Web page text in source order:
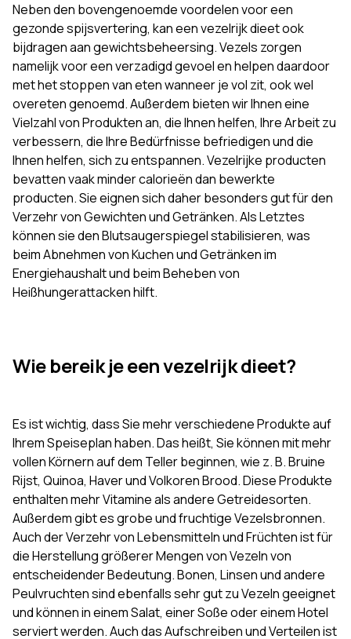
Neben den bovengenoemde voordelen voor een
gezonde spijsvertering, kan een vezelrijk dieet ook
bijdragen aan gewichtsbeheersing. Vezels zorgen
namelijk voor een verzadigd gevoel en helpen daardoor
met het stoppen van eten wanneer je vol zit, ook wel
overeten genoemd. Außerdem bieten wir Ihnen eine
Vielzahl von Produkten an, die Ihnen helfen, Ihre Arbeit zu
verbessern, die Ihre Bedürfnisse befriedigen und die
Ihnen helfen, sich zu entspannen. Vezelrijke producten
bevatten vaak minder calorieën dan bewerkte
producten. Sie eignen sich daher besonders gut für den
Verzehr von Gewichten und Getränken. Als Letztes
können sie den Blutsaugerspiegel stabilisieren, was
beim Abnehmen von Kuchen und Getränken im
Energiehaushalt und beim Beheben von
Heißhungerattacken hilft.
Wie bereik je een vezelrijk dieet?
Es ist wichtig, dass Sie mehr verschiedene Produkte auf
Ihrem Speiseplan haben. Das heißt, Sie können mit mehr
vollen Körnern auf dem Teller beginnen, wie z. B. Bruine
Rijst, Quinoa, Haver und Volkoren Brood. Diese Produkte
enthalten mehr Vitamine als andere Getreidesorten.
Außerdem gibt es grobe und fruchtige Vezelsbronnen.
Auch der Verzehr von Lebensmitteln und Früchten ist für
die Herstellung größerer Mengen von Vezeln von
entscheidender Bedeutung. Bonen, Linsen und andere
Peulvruchten sind ebenfalls sehr gut zu Vezeln geeignet
und können in einem Salat, einer Soße oder einem Hotel
serviert werden. Auch das Aufschreiben und Verteilen ist